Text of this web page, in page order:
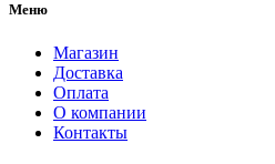
Меню
Магазин
Доставка
Оплата
О компании
Контакты